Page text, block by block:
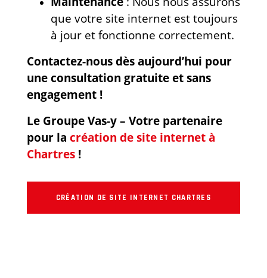
que votre site internet est toujours
à jour et fonctionne correctement.
Contactez-nous dès aujourd’hui pour
une consultation gratuite et sans
engagement !
Le Groupe Vas-y – Votre partenaire
pour la création de site internet à
Chartres !
CRÉATION DE SITE INTERNET CHARTRES